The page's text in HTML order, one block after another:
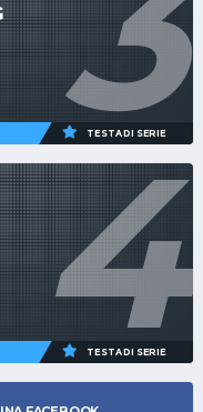
TESTA DI SERIE
4
TESTA DI SERIE